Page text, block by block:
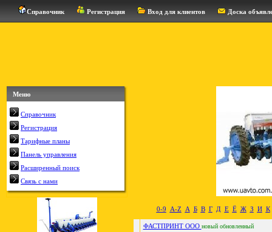
Справочник Регистрация Вход для клиентов Доска
Меню
Справочник
Регистрация
Тарифные планы
Панель управления
Расширенный поиск
Связь с нами
0-9 A-Z А Б В Г Д Е Ё Ж З И К
ФАСТПРИНТ ООО новый обновленный